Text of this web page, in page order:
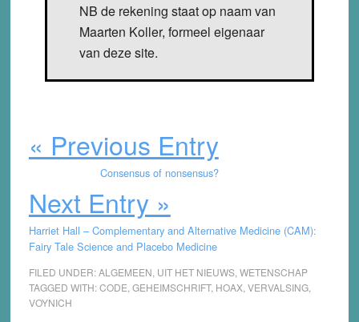
NB de rekening staat op naam van
Maarten Koller, formeel eigenaar
van deze site.
« Previous Entry
Consensus of nonsensus?
Next Entry »
Harriet Hall – Complementary and Alternative Medicine (CAM):
Fairy Tale Science and Placebo Medicine
FILED UNDER:ALGEMEEN UIT HET NIEUWS, WETENSCHAP
TAGGED WITH:CODE GEHEIMSCHRIFT, HOAX, VERVALSING,
VOYNICH